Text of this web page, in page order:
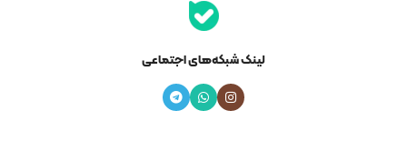
لینک شبکه‌های اجتماعی